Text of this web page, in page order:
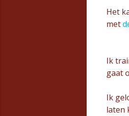
Het
met
Ik
gaat
Ik
laten